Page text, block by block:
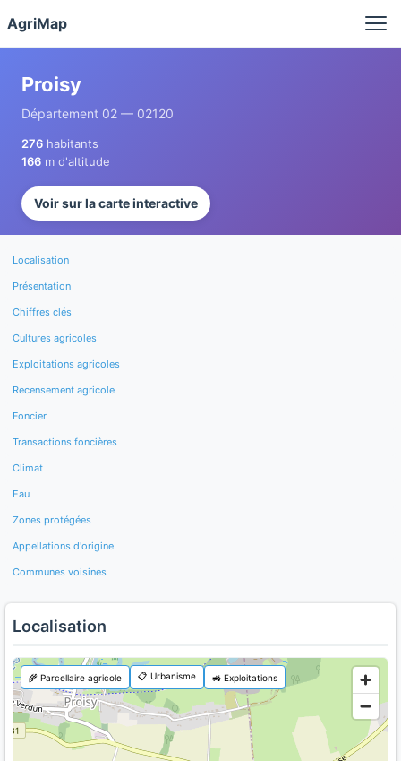
AgriMap
Proisy
Département 02 — 02120
276 habitants
166 m d'altitude
Voir sur la carte interactive
Localisation
Présentation
Chiffres clés
Cultures agricoles
Exploitations agricoles
Recensement agricole
Foncier
Transactions foncières
Climat
Eau
Zones protégées
Appellations d'origine
Communes voisines
Localisation
🌾 Parcellaire agricole 📋 Urbanisme 🚜 Exploitations